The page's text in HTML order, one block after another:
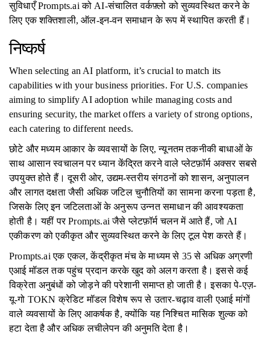
सुविधाएँ Prompts.ai को AI-संचालित वर्कफ़्लो को सुव्यवस्थित करने के
लिए एक शक्तिशाली, ऑल-इन-वन समाधान के रूप में स्थापित करती हैं।
निष्कर्ष
When selecting an AI platform, it’s crucial to match its
capabilities with your business priorities. For U.S. companies
aiming to simplify AI adoption while managing costs and
ensuring security, the market offers a variety of strong options,
each catering to different needs.
छोटे और मध्यम आकार के व्यवसायों के लिए, न्यूनतम तकनीकी बाधाओं के
साथ आसान स्वचालन पर ध्यान केंद्रित करने वाले प्लेटफ़ॉर्म अक्सर सबसे
उपयुक्त होते हैं। दूसरी ओर, उद्यम-स्तरीय संगठनों को शासन, अनुपालन
और लागत दक्षता जैसी अधिक जटिल चुनौतियों का सामना करना पड़ता है,
जिसके लिए इन जटिलताओं के अनुरूप उन्नत समाधान की आवश्यकता
होती है। यहीं पर Prompts.ai जैसे प्लेटफ़ॉर्म चलन में आते हैं, जो AI
एकीकरण को एकीकृत और सुव्यवस्थित करने के लिए टूल पेश करते हैं।
Prompts.ai एक एकल, केंद्रीकृत मंच के माध्यम से 35 से अधिक अग्रणी
एआई मॉडल तक पहुंच प्रदान करके खुद को अलग करता है। इससे कई
विक्रेता अनुबंधों को जोड़ने की परेशानी समाप्त हो जाती है। इसका पे-एज़-
यू-गो TOKN क्रेडिट मॉडल विशेष रूप से उतार-चढ़ाव वाली एआई मांगों
वाले व्यवसायों के लिए आकर्षक है, क्योंकि यह निश्चित मासिक शुल्क को
हटा देता है और अधिक लचीलेपन की अनुमति देता है।